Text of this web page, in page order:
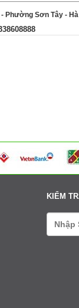
Phường Sơn Tây -
- Thạch Thất - Hà
KIỂM